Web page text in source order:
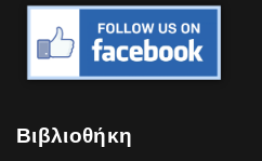
Βιβλιοθήκη